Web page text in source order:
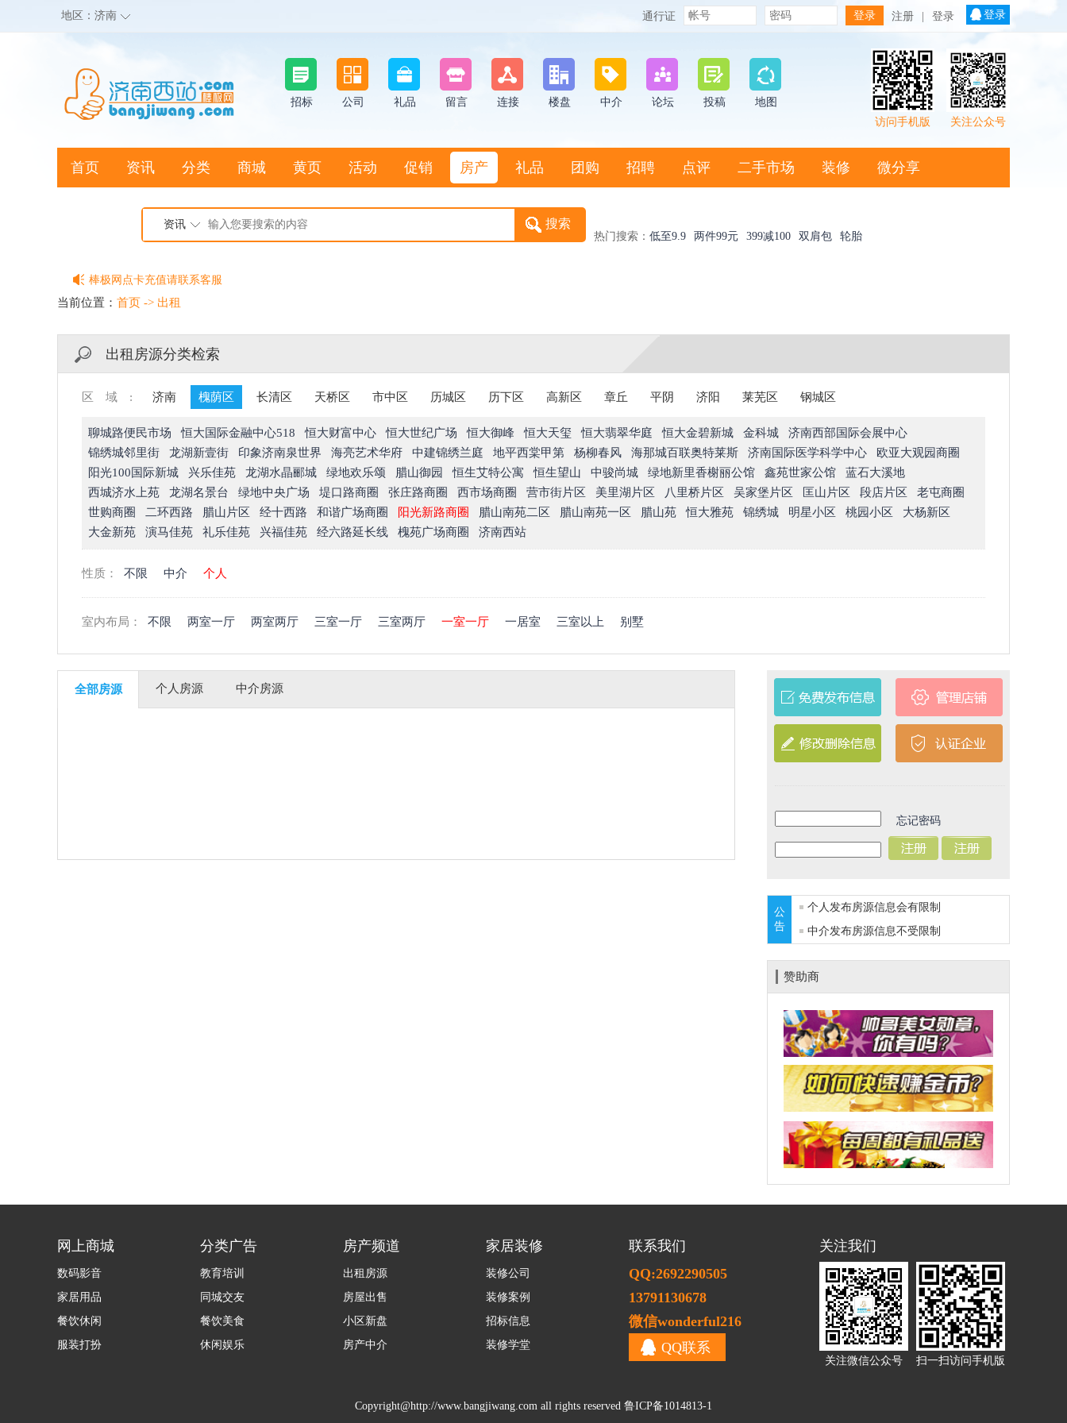
地区： 济南 通行证 注册 登录 登录
招标 公司 礼品 留言 连接 楼盘 中介 论坛 投稿
地图
关注公众号
访问手机版
首页 资讯 分类 商城 黄页 活动 促销 房产 礼品 团购 招聘 点评 二手市场 装修 微分享
资讯
热门搜索： 低至9.9 两件99元 399减100 双肩包 轮胎
棒极网点卡充值请联系客服
客服QQ:2692290505
当前位置： 首页 -> 出租
出租房源分类检索
区域: 济南 槐荫区 长清区 天桥区 市中区 历城区 历下区 高新区 章丘 平阴 济阳 莱芜区 钢城区
聊城路便民市场 恒大国际金融中心518 恒大财富中心 恒大世纪广场 恒大御峰 恒大天玺 恒大翡翠华庭 恒大金碧新城 金科城
济南西部国际会展中心
锦绣城邻里街
龙湖新壹街 印象济南泉世界 海亮艺术华府 中建锦绣兰庭 地平西棠甲第 杨柳春风 海那城百联奥特莱斯 济南国际医学科学中心
欧亚大观园商圈
阳光100国际新城
兴乐佳苑 龙湖水晶郦城 绿地欢乐颂 腊山御园 恒生艾特公寓 恒生望山 中骏尚城 绿地新里香榭丽公馆 鑫苑世家公馆
蓝石大溪地
西城济水上苑
龙湖名景台 绿地中央广场 堤口路商圈 张庄路商圈 西市场商圈 营市街片区 美里湖片区 八里桥片区 吴家堡片区 匡山片区 段店片区
老屯商圈
世购商圈
二环西路 腊山片区 经十西路 和谐广场商圈 阳光新路商圈 腊山南苑二区 腊山南苑一区 腊山苑 恒大雅苑 锦绣城 明星小区 桃园小区
大杨新区
大金新苑
演马佳苑 礼乐佳苑 兴福佳苑 经六路延长线 槐苑广场商圈 济南西站
性质： 不限 中介 个人
室内布局： 不限 两室一厅 两室两厅 三室一厅 三室两厅 一室一厅 一居室 三室以上 别墅
全部房源 个人房源 中介房源
忘记密码
公
告
个人发布房源信息会有限制
中介发布房源信息不受限制
赞助商
网上商城
数码影音
家居用品
餐饮休闲
服装打扮
分类广告
教育培训
同城交友
餐饮美食
休闲娱乐
房产频道
出租房源
房屋出售
小区新盘
房产中介
家居装修
装修公司
装修案例
招标信息
装修学堂
联系我们
QQ:2692290505
13791130678
微信wonderful216
QQ联系
关注我们
关注微信公众号 扫一扫访问手机版
Copyright@http://www.bangjiwang.com all rights reserved 鲁ICP备1014813-1